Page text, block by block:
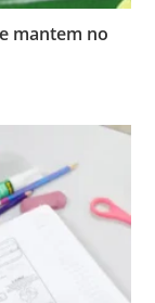
mantem no